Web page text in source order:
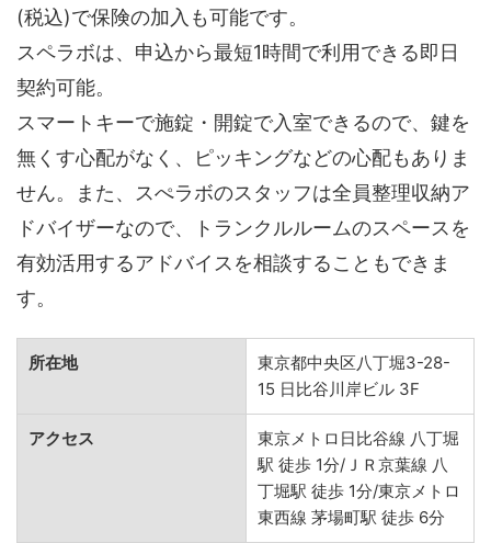
(税込)で保険の加入も可能です。
スペラボは、申込から最短1時間で利用できる即日
契約可能。
スマートキーで施錠・開錠で入室できるので、鍵を
無くす心配がなく、ピッキングなどの心配もありま
せん。また、スぺラボのスタッフは全員整理収納ア
ドバイザーなので、トランクルルームのスペースを
有効活用するアドバイスを相談することもできま
す。
所在地
東京都中央区八丁堀3-28-
15 日比谷川岸ビル 3F
アクセス
東京メトロ日比谷線 八丁堀
駅 徒歩 1分/ＪＲ京葉線 八
丁堀駅 徒歩 1分/東京メトロ
東西線 茅場町駅 徒歩 6分